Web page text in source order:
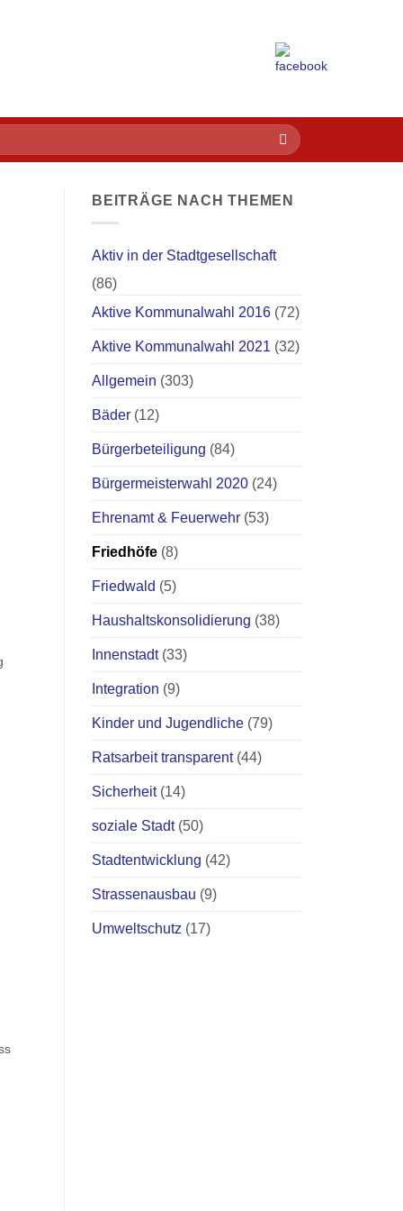
BEITRÄGE NACH THEMEN
Aktiv in der Stadtgesellschaft
(86)
Aktive Kommunalwahl 2016 (72)
Aktive Kommunalwahl 2021 (32)
Allgemein (303)
Bäder (12)
Bürgerbeteiligung (84)
Bürgermeisterwahl 2020 (24)
Ehrenamt & Feuerwehr (53)
Friedhöfe (8)
Friedwald (5)
Haushaltskonsolidierung (38)
Innenstadt(33)
Integration (9)
Kinder und Jugendliche (79)
Ratsarbeit transparent(44)
Sicherheit(14)
soziale Stadt(50)
Stadtentwicklung (42)
Strassenausbau (9)
Umweltschutz (17)